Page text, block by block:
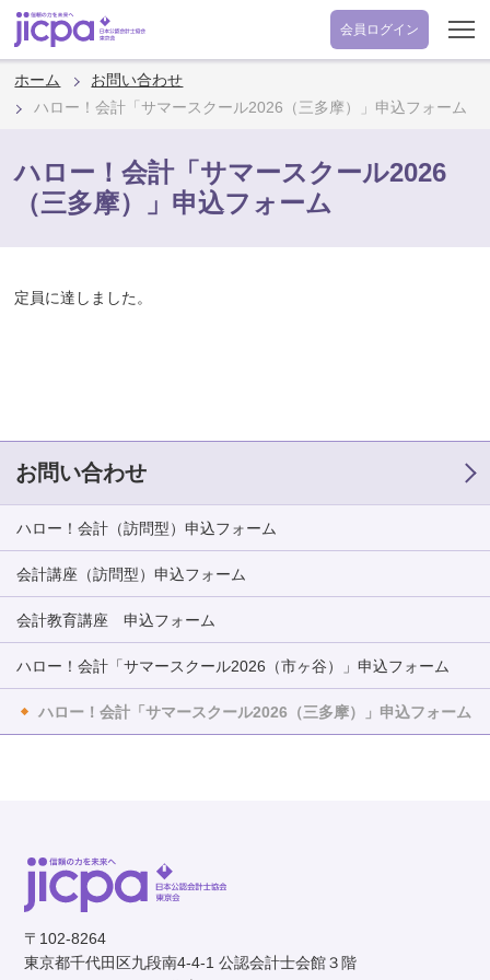
会員 ログイン
ホーム
お問い合わせ
ハロー！会計「サマースクール2026（三多摩）」申込フォーム
ハロー！会計「サマースクール2026
（三多摩）」申込フォーム
定員に達しました。
お問い合わせ
ハロー！会計（訪問型）申込フォーム
会計講座（訪問型）申込フォーム
会計教育講座 申込フォーム
ハロー！会計「サマースクール2026（市ヶ谷）」申込フォーム
ハロー！会計「サマースクール2026（三多摩）」申込フォーム
〒102-8264
東京都千代田区九段南4-4-1 公認会計士会館３階